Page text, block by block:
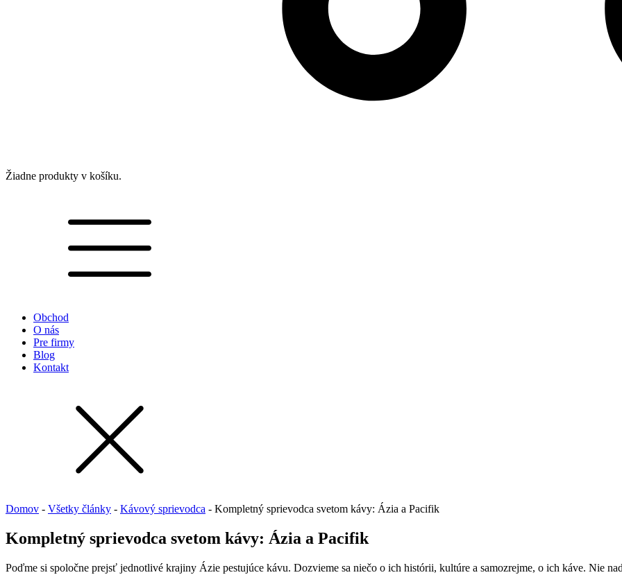
Žiadne produkty v košíku.
Obchod
O nás
Pre firmy
Blog
Kontakt
Domov - Všetky články - Kávový sprievodca - Kompletný sprievodca svetom kávy: Ázia a Pacifik
Kompletný sprievodca svetom kávy: Ázia a Pacifik
Poďme si spoločne prejsť jednotlivé krajiny Ázie pestujúce kávu. Dozvieme sa niečo o ich histórii, kultúre a samozrejme, o ich káve. Nie